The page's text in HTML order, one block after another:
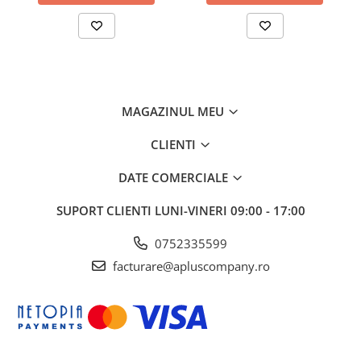
MAGAZINUL MEU
CLIENTI
DATE COMERCIALE
SUPORT CLIENTI LUNI-VINERI 09:00 - 17:00
0752335599
facturare@apluscompany.ro